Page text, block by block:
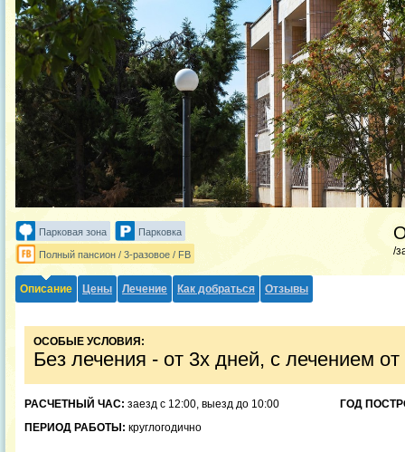
Парковая зона Парковка
Полный пансион / 3-разовое / FB /
Описание Цены Лечение Как добраться Отзывы
ОСОБЫЕ УСЛОВИЯ:
Без лечения - от 3х дней, с лечением
РАСЧЕТНЫЙ ЧАС: заезд с 12:00, выезд до 10:00
ГОД
ПЕРИОД РАБОТЫ: круглогодично